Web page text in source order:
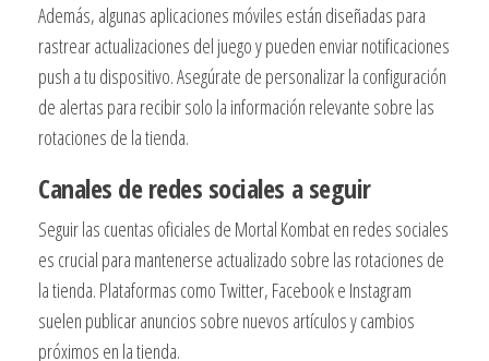
Además, algunas aplicaciones móviles están diseñadas para
rastrear actualizaciones del juego y pueden enviar notificaciones
push a tu dispositivo. Asegúrate de personalizar la configuración
de alertas para recibir solo la información relevante sobre las
rotaciones de la tienda.
Canales de redes sociales a seguir
Seguir las cuentas oficiales de Mortal Kombat en redes sociales
es crucial para mantenerse actualizado sobre las rotaciones de
la tienda. Plataformas como Twitter, Facebook e Instagram
suelen publicar anuncios sobre nuevos artículos y cambios
próximos en la tienda.